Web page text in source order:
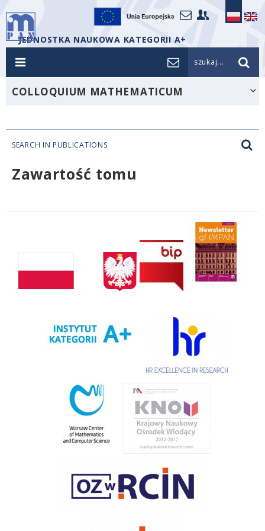
JEDNOSTKA NAUKOWA KATEGORII A+
szukaj...
COLLOQUIUM MATHEMATICUM
SEARCH IN PUBLICATIONS
Zawartość tomu